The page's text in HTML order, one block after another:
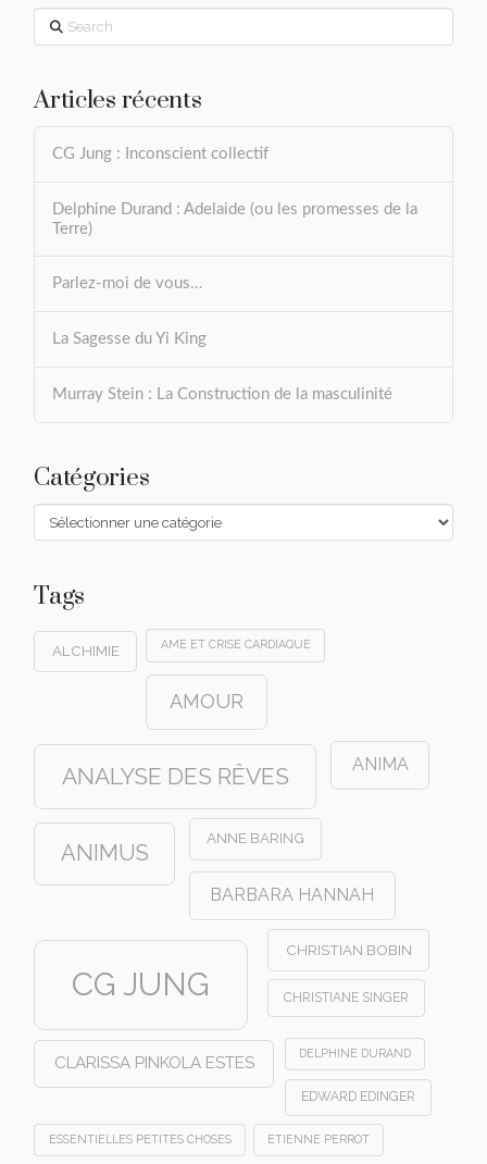
Search
Articles récents
CG Jung : Inconscient collectif
Delphine Durand : Adelaide (ou les promesses de la
Terre)
Parlez-moi de vous…
La Sagesse du Yi King
Murray Stein : La Construction de la masculinité
Catégories
Catégories
Tags
ALCHIMIE AME ET CRISE CARDIAQUE
AMOUR
ANALYSE DES RÊVES ANIMA
ANIMUS
ANNE BARING
BARBARA HANNAH
CG JUNG
CHRISTIAN BOBIN
CHRISTIANE SINGER
CLARISSA PINKOLA ESTES DELPHINE DURAND
EDWARD EDINGER
ESSENTIELLES PETITES CHOSES ETIENNE PERROT